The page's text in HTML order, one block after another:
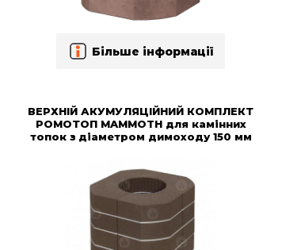
Більше інформації
ВЕРХНІЙ АКУМУЛЯЦІЙНИЙ КОМПЛЕКТ
РОМОТОП MAMMOTH для камінних
топок з діаметром димоходу 150 мм